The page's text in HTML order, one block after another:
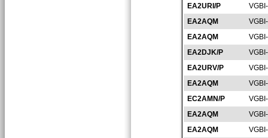
EA2URI/P
EA2AQM
EA2AQM
EA2DJK/P
EA2URV/P
EA2AQM
EC2AMN/P
EA2AQM
EA2AQM